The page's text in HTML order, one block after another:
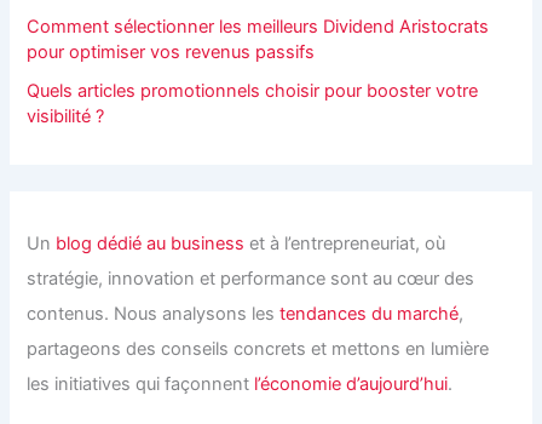
Comment sélectionner les meilleurs Dividend Aristocrats
pour optimiser vos revenus passifs
Quels articles promotionnels choisir pour booster votre
visibilité ?
Un blog dédié au business et à l’entrepreneuriat, où
stratégie, innovation et performance sont au cœur des
contenus. Nous analysons lestendances du marché,
partageons des conseils concrets et mettons en lumière
les initiatives qui façonnent l’économie d’aujourd’hui.